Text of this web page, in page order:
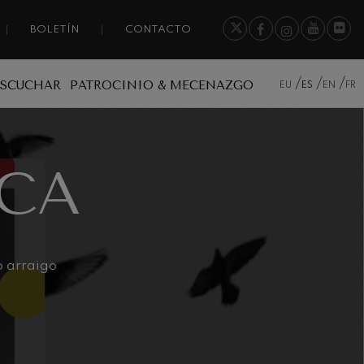
BOLETÍN CONTACTO
PATROCINIO & MECENAZGO EU ES EN FR
arraigo